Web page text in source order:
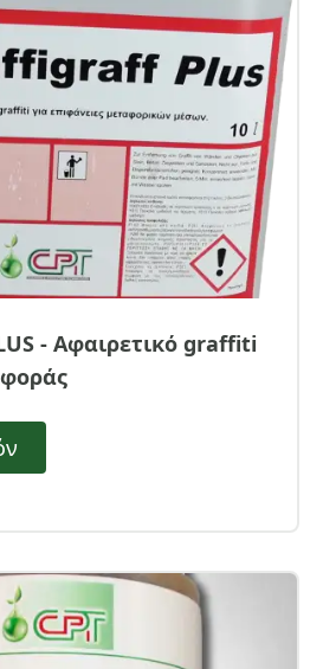
- Αφαιρετικό graffiti